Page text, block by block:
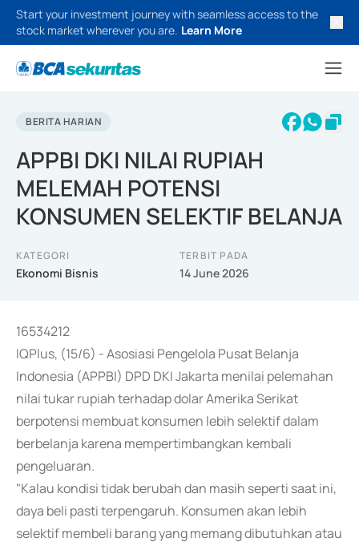
Start your investment journey with seamless access to the
stock market wherever you are. Learn More
BERITA HARIAN
APPBI DKI NILAI RUPIAH
MELEMAH POTENSI
KONSUMEN SELEKTIF BELANJA
KATEGORI
Ekonomi Bisnis
TERBIT PADA
14 June 2026
16534212
IQPlus, (15/6) - Asosiasi Pengelola Pusat Belanja
Indonesia (APPBI) DPD DKI Jakarta menilai pelemahan
nilai tukar rupiah terhadap dolar Amerika Serikat
berpotensi membuat konsumen lebih selektif dalam
berbelanja karena mempertimbangkan kembali
pengeluaran.
"Kalau kondisi tidak berubah dan masih seperti saat ini,
daya beli pasti terpengaruh. Konsumen akan lebih
selektif membeli barang yang memang dibutuhkan atau